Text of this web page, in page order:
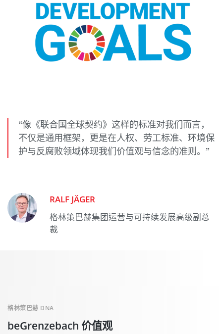
“像《联合国全球契约》这样的标准对我们而言，
不仅是通用框架，更是在人权、劳工标准、环境保
护与反腐败领域体现我们价值观与信念的准则。”
RALF JÄGER
格林策巴赫集团运营与可持续发展高级副总
裁
beGrenzebach 价值观
格林策巴赫 DNA